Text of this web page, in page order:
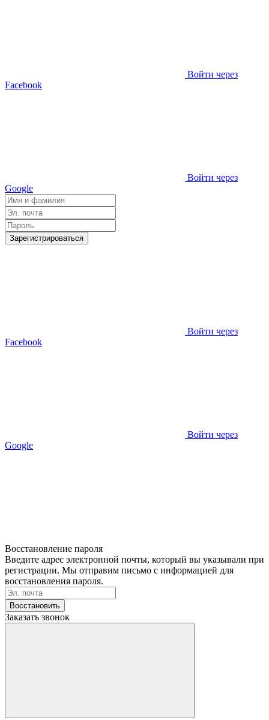
Войти через
Facebook
Войти через
Google
Зарегистрироваться
Войти через
Facebook
Войти через
Google
Восстановление пароля
Введите адрес электронной почты, который вы указывали при
регистрации. Мы отправим письмо с информацией для
восстановления пароля.
Восстановить
Заказать звонок